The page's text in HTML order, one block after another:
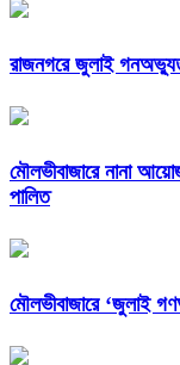
রাজনগরে জুলাই
মৌলভীবাজারে নানা
পালিত
মৌলভীবাজারে ‘জুলাই